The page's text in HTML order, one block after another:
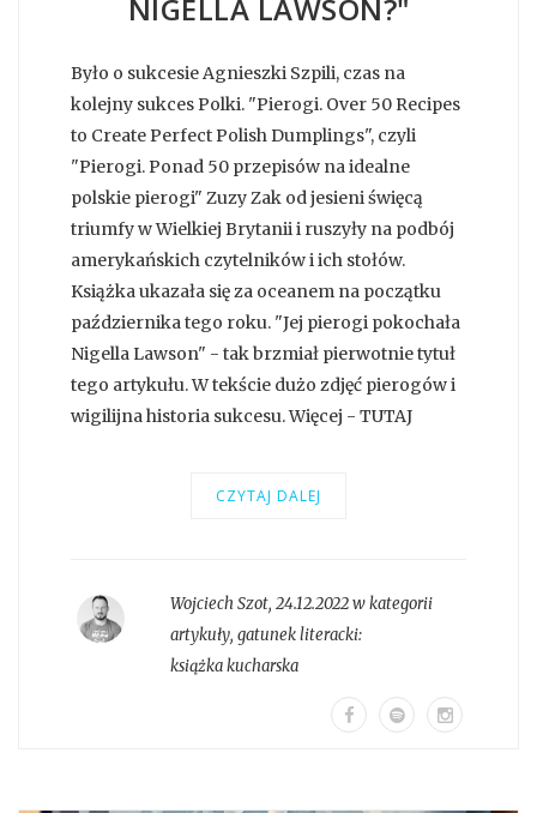
NIGELLA LAWSON?"
Było o sukcesie Agnieszki Szpili, czas na
kolejny sukces Polki. "Pierogi. Over 50 Recipes
to Create Perfect Polish Dumplings", czyli
"Pierogi. Ponad 50 przepisów na idealne
polskie pierogi" Zuzy Zak od jesieni święcą
triumfy w Wielkiej Brytanii i ruszyły na podbój
amerykańskich czytelników i ich stołów.
Książka ukazała się za oceanem na początku
października tego roku. "Jej pierogi pokochała
Nigella Lawson" - tak brzmiał pierwotnie tytuł
tego artykułu. W tekście dużo zdjęć pierogów i
wigilijna historia sukcesu. Więcej - TUTAJ
CZYTAJ DALEJ
Wojciech Szot, 24.12.2022 w kategorii
artykuły, gatunek literacki:
książka kucharska